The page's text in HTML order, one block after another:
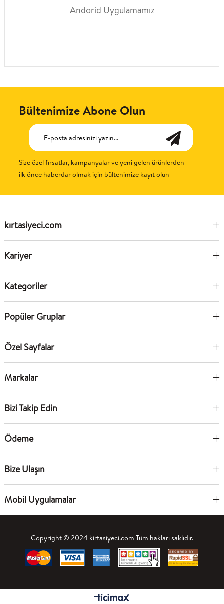
Andorid Uygulamamız
Bültenimize Abone Olun
Size özel fırsatlar, kampanyalar ve yeni gelen ürünlerden
ilk önce haberdar olmak için bültenimize kayıt olun
kırtasiyeci.com
Kariyer
Kategoriler
Popüler Gruplar
Özel Sayfalar
Markalar
Bizi Takip Edin
Ödeme
Bize Ulaşın
Mobil Uygulamalar
Copyright © 2024 kirtasiyeci.com Tüm hakları saklıdır.